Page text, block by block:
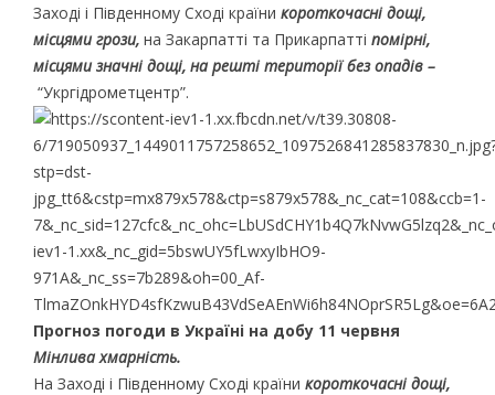
Заході і Південному Сході країни короткочасні дощі,
місцями грози,на Закарпатті та Прикарпатті помірні,
місцями значні дощі, на решті території без опадів –
“Укргідрометцентр”.
Прогноз погоди в Україні на добу 11 червня
Мінлива хмарність.
На Заході і Південному Сході країни короткочасні дощі,